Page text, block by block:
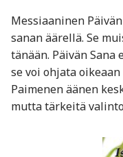
Messiaaninen
sanan äärellä. Se
tänään. Päivän
se voi ohjata
Paimenen äänen
mutta tärkeitä